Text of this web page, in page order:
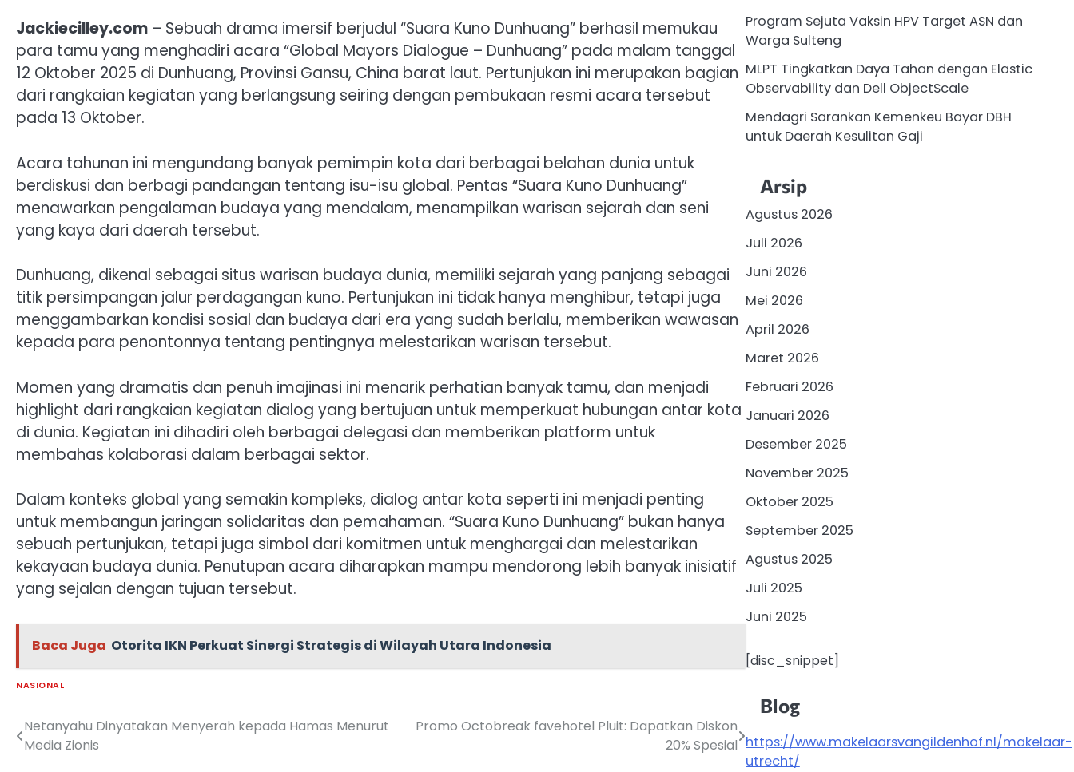
Jackiecilley.com – Sebuah drama imersif berjudul “Suara Kuno Dunhuang” berhasil memukau
para tamu yang menghadiri acara “Global Mayors Dialogue – Dunhuang” pada malam tanggal
12 Oktober 2025 di Dunhuang, Provinsi Gansu, China barat laut. Pertunjukan ini merupakan bagian
dari rangkaian kegiatan yang berlangsung seiring dengan pembukaan resmi acara tersebut
pada 13 Oktober.
Acara tahunan ini mengundang banyak pemimpin kota dari berbagai belahan dunia untuk
berdiskusi dan berbagi pandangan tentang isu-isu global. Pentas “Suara Kuno Dunhuang”
menawarkan pengalaman budaya yang mendalam, menampilkan warisan sejarah dan seni
yang kaya dari daerah tersebut.
Dunhuang, dikenal sebagai situs warisan budaya dunia, memiliki sejarah yang panjang sebagai
titik persimpangan jalur perdagangan kuno. Pertunjukan ini tidak hanya menghibur, tetapi juga
menggambarkan kondisi sosial dan budaya dari era yang sudah berlalu, memberikan wawasan
kepada para penontonnya tentang pentingnya melestarikan warisan tersebut.
Momen yang dramatis dan penuh imajinasi ini menarik perhatian banyak tamu, dan menjadi
highlight dari rangkaian kegiatan dialog yang bertujuan untuk memperkuat hubungan antar kota
di dunia. Kegiatan ini dihadiri oleh berbagai delegasi dan memberikan platform untuk
membahas kolaborasi dalam berbagai sektor.
Dalam konteks global yang semakin kompleks, dialog antar kota seperti ini menjadi penting
untuk membangun jaringan solidaritas dan pemahaman. “Suara Kuno Dunhuang” bukan hanya
sebuah pertunjukan, tetapi juga simbol dari komitmen untuk menghargai dan melestarikan
kekayaan budaya dunia. Penutupan acara diharapkan mampu mendorong lebih banyak inisiatif
yang sejalan dengan tujuan tersebut.
Baca Juga Otorita IKN Perkuat Sinergi Strategis di Wilayah Utara Indonesia
NASIONAL
Navigasi
Netanyahu Dinyatakan Menyerah kepada Hamas Menurut
Media Zionis
Promo Octobreak favehotel Pluit: Dapatkan Diskon
20% Spesial
Program Sejuta Vaksin HPV Target ASN dan
Warga Sulteng
MLPT Tingkatkan Daya Tahan dengan Elastic
Observability dan Dell ObjectScale
Mendagri Sarankan Kemenkeu Bayar DBH
untuk Daerah Kesulitan Gaji
Arsip
Agustus 2026
Juli 2026
Juni 2026
Mei 2026
April 2026
Maret 2026
Februari 2026
Januari 2026
Desember 2025
November 2025
Oktober 2025
September 2025
Agustus 2025
Juli 2025
Juni 2025
[disc_snippet]
Blog
https://www.makelaarsvangildenhof.nl/makelaar-
utrecht/